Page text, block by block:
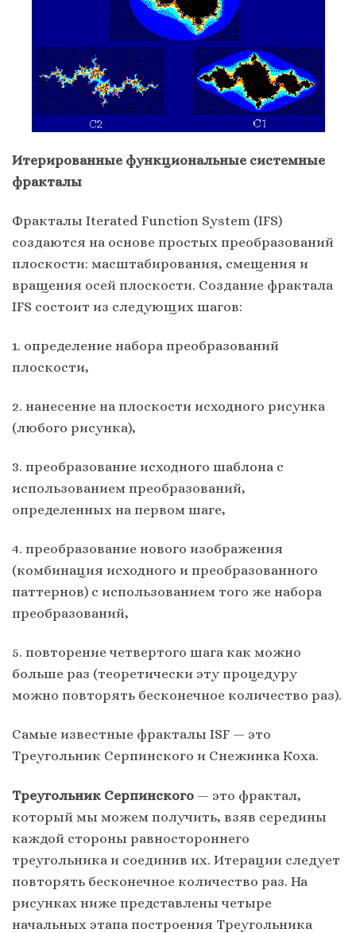
Итерированные функциональные системные
фракталы
Фракталы Iterated Function System (IFS)
создаются на основе простых преобразований
плоскости: масштабирования, смещения и
вращения осей плоскости. Создание фрактала
IFS состоит из следующих шагов:
1. определение набора преобразований
плоскости,
2. нанесение на плоскости исходного рисунка
(любого рисунка),
3. преобразование исходного шаблона с
использованием преобразований,
определенных на первом шаге,
4. преобразование нового изображения
(комбинация исходного и преобразованного
паттернов) с использованием того же набора
преобразований,
5. повторение четвертого шага как можно
больше раз (теоретически эту процедуру
можно повторять бесконечное количество раз).
Самые известные фракталы ISF — это
Треугольник Серпинского и Снежинка Коха.
Треугольник Серпинского — это фрактал,
который мы можем получить, взяв середины
каждой стороны равностороннего
треугольника и соединив их. Итерации следует
повторять бесконечное количество раз. На
рисунках ниже представлены четыре
начальных этапа построения Треугольника